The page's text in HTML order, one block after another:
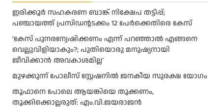
ഇരിക്കൂർ സഹകരണ ബാങ്ക് നിക്ഷേപ തട്ടിപ്പ്;
പഞ്ചായത്ത് പ്രസിഡൻ്റടക്കം 12 പേർക്കെതിരെ കേസ്
‘കേസ് പുനരന്വേഷിക്കണം എന്ന് പറഞ്ഞാൽ എങ്ങനെ
വെല്ലുവിളിയാകും?; പുതിയൊരു മനുഷ്യനായി
ജീവിക്കാൻ അവകാശമില്ല’
മുഴക്കുന്ന് പോലീസ് സ്റ്റേഷനിൽ ജനകീയ സുരക്ഷ യോഗം
തൂഫാനെ പോലെ ആയങ്കിയെ തൂക്കണം,
തൂക്കിക്കൊല്ലരുത്: എം.വി.ജയരാജന്‍